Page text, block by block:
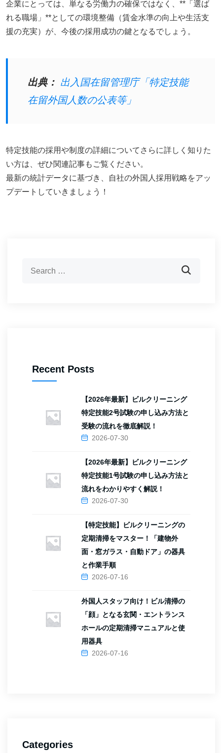
企業にとっては、単なる労働力の確保ではなく、**「選ば
れる職場」**としての環境整備（賃金水準の向上や生活支
援の充実）が、今後の採用成功の鍵となるでしょう。
出典： 出入国在留管理庁「特定技能
在留外国人数の公表等」
特定技能の採用や制度の詳細についてさらに詳しく知りた
い方は、ぜひ関連記事もご覧ください。
最新の統計データに基づき、自社の外国人採用戦略をアッ
プデートしていきましょう！
Recent Posts
【2026年最新】ビルクリーニング
特定技能2号試験の申し込み方法と
受験の流れを徹底解説！
2026-07-30
【2026年最新】ビルクリーニング
特定技能1号試験の申し込み方法と
流れをわかりやすく解説！
2026-07-30
【特定技能】ビルクリーニングの
定期清掃をマスター！「建物外
面・窓ガラス・自動ドア」の器具
と作業手順
2026-07-16
外国人スタッフ向け！ビル清掃の
「顔」となる玄関・エントランス
ホールの定期清掃マニュアルと使
用器具
2026-07-16
Categories